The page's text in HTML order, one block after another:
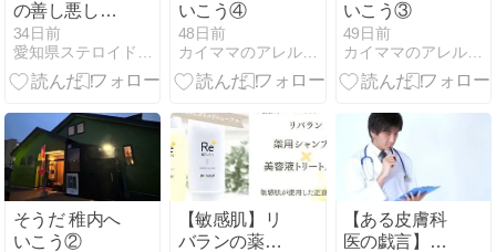
の善し悪し。
使い方を間違
えるとお肌は
確実に怠ける
34日前
愛知県ステロイドからの卒業☆セルラム細胞活性トリートメント
いこう④
48日前
カイママのアレルギーと子育て奮闘記
いこう③
49日前
カイママのアレルギーと子育て奮闘記
そうだ 稚内へ
いこう②
【敏感肌】リ
バランの薬用
【ある皮膚科
医の戯言】④